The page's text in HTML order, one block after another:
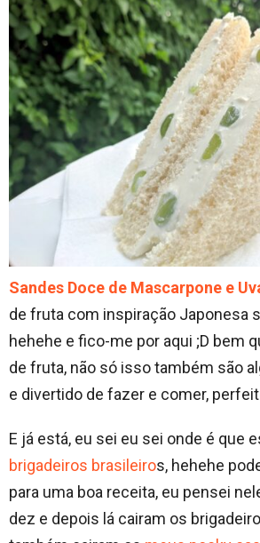
Sandes Doce de Mascarpone e
de fruta com inspiração Japonesa
hehehe e fico-me por aqui ;D bem
de fruta, não só isso também são
e divertido de fazer e comer,
E já está, eu sei eu sei onde é que
brigadeiros brasileiros, hehehe
para uma boa receita, eu pensei
dez e depois lá cairam os